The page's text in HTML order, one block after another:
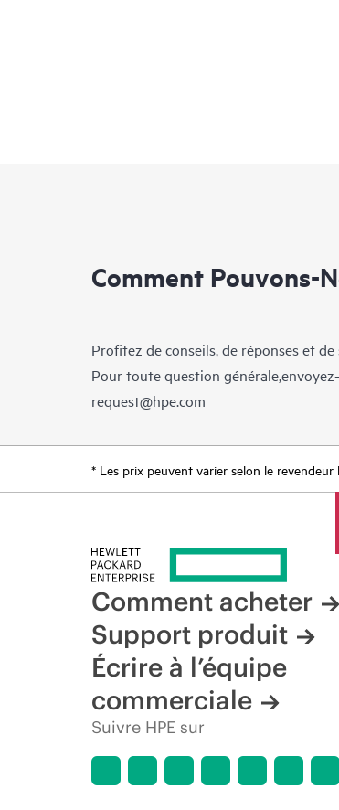
Comment Pouvons-
Profitez de conseils, de réponses et
Pour toute question
request@hpe.com
* Les prix peuvent varier selon le revendeur
Comment acheter
Support produit
Écrire à l’équipe
commerciale
Suivre HPE sur